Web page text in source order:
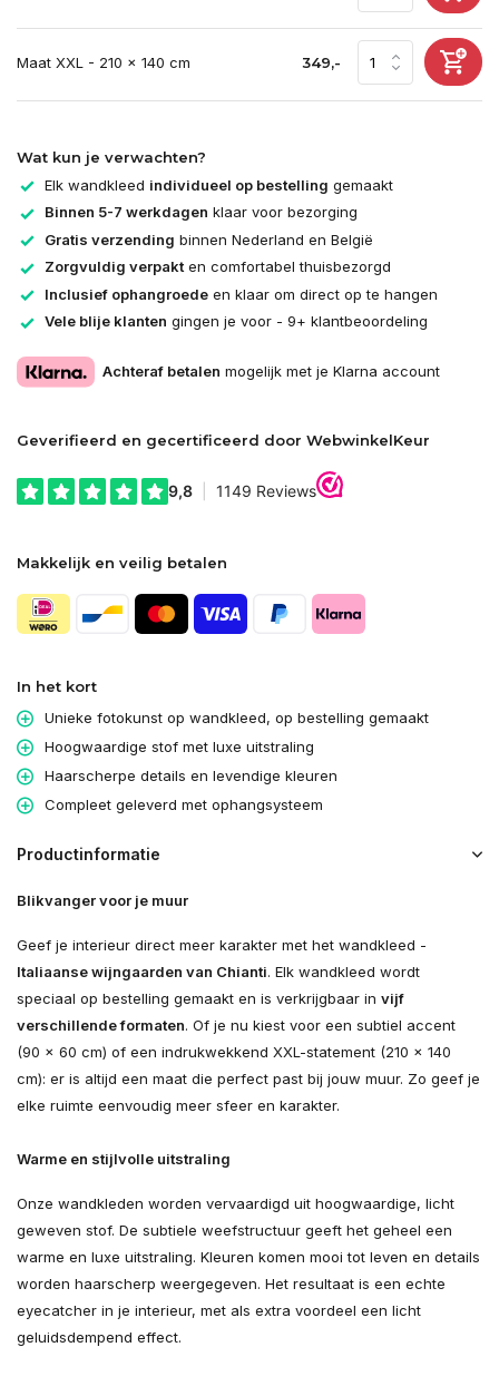
Maat XXL - 210 x 140 cm 349,-
Wat kun je verwachten?
Elk wandkleed individueel op bestelling gemaakt
Binnen 5-7 werkdagen klaar voor bezorging
Gratis verzending binnen Nederland en België
Zorgvuldig verpakten comfortabel thuisbezorgd
Inclusief ophangroede en klaar om direct op te hangen
Vele blije klanten gingen je voor - 9+ klantbeoordeling
Achteraf betalen mogelijk met je Klarna account
Geverifieerd en gecertificeerd door WebwinkelKeur
Makkelijk en veilig betalen
In het kort
Unieke fotokunst op wandkleed, op bestelling gemaakt
Hoogwaardige stof met luxe uitstraling
Haarscherpe details en levendige kleuren
Compleet geleverd met ophangsysteem
Productinformatie
Blikvanger voor je muur
Geef je interieur direct meer karakter met het wandkleed -
Italiaanse wijngaarden van Chianti. Elk wandkleed wordt
speciaal op bestelling gemaakt en is verkrijgbaar in vijf
verschillende formaten. Of je nu kiest voor een subtiel accent
(90 × 60 cm) of een indrukwekkend XXL-statement (210 × 140
cm): er is altijd een maat die perfect past bij jouw muur. Zo geef je
elke ruimte eenvoudig meer sfeer en karakter.
Warme en stijlvolle uitstraling
Onze wandkleden worden vervaardigd uit hoogwaardige, licht
geweven stof. De subtiele weefstructuur geeft het geheel een
warme en luxe uitstraling. Kleuren komen mooi tot leven en details
worden haarscherp weergegeven. Het resultaat is een echte
eyecatcher in je interieur, met als extra voordeel een licht
geluidsdempend effect.